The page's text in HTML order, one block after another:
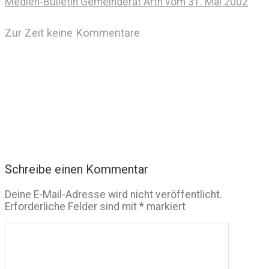
Zur Zeit keine Kommentare
Schreibe einen Kommentar
Deine E-Mail-Adresse wird nicht veröffentlicht.
Erforderliche Felder sind mit * markiert